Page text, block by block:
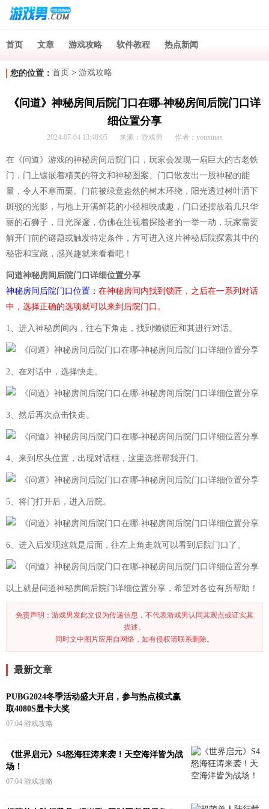
首页 文章 游戏攻略 软件教程 热点新闻
您的位置： 首页 > 游戏攻略
《问道》神秘房间后院门口在哪-神秘房间后院门口详
细位置分享
2024-07-04 13:48:05 来源：游戏男 作者：youxinan
在《问道》游戏的神秘房间后院门口，玩家会发现一扇巨大的古老铁
门，门上镶嵌着精美的符文和神秘图案。门口散发出一股神秘的能
量，令人不寒而栗。门前被绿意盎然的树木环绕，阳光透过树叶洒下
斑驳的光影，与地上开满鲜花的小径相映成趣，门口还摆放着几只华
丽的石狮子，目光深邃，仿佛在注视着探险者的一举一动，玩家需要
解开门前的谜题或触发特定条件，方可进入这片神秘后院探索其中的
秘密和宝藏，感兴趣就来看看吧！
问道神秘房间后院门口详细位置分享
神秘房间后院门口位置： 在神秘房间内找到锁匠，之后在一系列对话
中，选择正确的选项就可以来到后院门口。
1、进入神秘房间内，往右下角走，找到懒锁匠和其进行对话。
2、在对话中，选择快走。
3、然后再次点击快走。
4、来到尽头位置，出现对话框，这里选择帮我开门。
5、将门打开后，进入后院。
6、进入后发现这就是后面，往左上角走就可以看到后院门口了。
以上就是问道神秘房间后院门详细位置分享，希望对各位有所帮助！
免责声明：游戏男发此文仅为传递信息，不代表游戏男认同其观点或证实其
描述。
同时文中图片应用自网络，如有侵权请联系删除。
最新文章
PUBG2024冬季活动盛大开启，参与热点模式赢
取4080S显卡大奖
07:04 游戏攻略
《世界启元》S4怒海狂涛来袭！天空海洋皆为战
场！
07:04 游戏攻略